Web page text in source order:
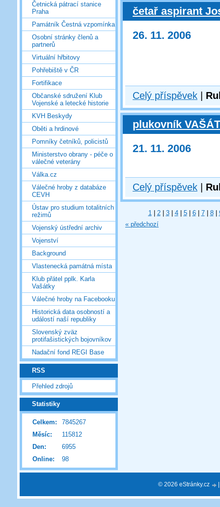
Četnická pátrací stanice
Praha
Památník Čestná vzpomínka
Osobní stránky členů a
partnerů
Virtuální hřbitovy
Pohřebiště v ČR
Fortifikace
Občanské sdružení Klub
Vojenské a letecké historie
KVH Beskydy
Oběti a hrdinové
Pomníky četníků, policistů
Ministerstvo obrany - péče o
válečné veterány
Válka.cz
Válečné hroby z databáze
CEVH
Ústav pro studium totalitních
režimů
Vojenský ústřední archiv
Vojenství
Background
Vlastenecká památná místa
Klub přátel pplk. Karla
Vašátky
Válečné hroby na Facebooku
Historická data osobností a
událostí naší republiky
Slovenský zväz
protifašistických bojovníkov
Nadační fond REGI Base
RSS
Přehled zdrojů
Statistiky
Online: 98
Celkem:
7845267
Měsíc:
115812
Den:
6955
četař aspirant
26. 11. 2006
Celý příspěvek
plukovník
21. 11. 2006
Celý příspěvek
« předchozí
1 2 3 4 5 6 7 8
© 2026 eStránky.cz